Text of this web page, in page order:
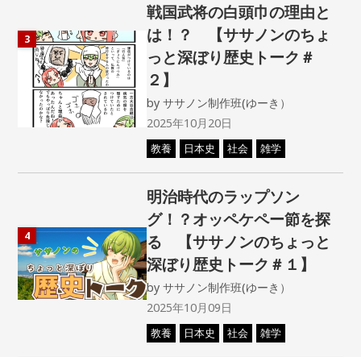
3
戦国武将の白頭巾の理由と
は！？ 【ササノンのちょ
っと深ぼり歴史トーク＃
２】
byササノン制作班(ゆーき）
2025年10月20日
教養 日本史 社会 雑学
4
明治時代のラップソン
グ！？オッペケペー節を探
る 【ササノンのちょっと
深ぼり歴史トーク＃１】
byササノン制作班(ゆーき）
2025年10月09日
教養 日本史 社会 雑学